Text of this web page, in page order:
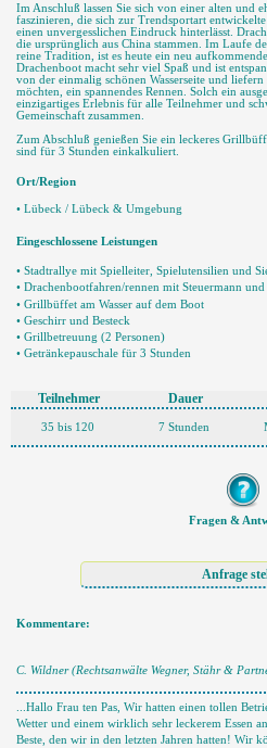
Im Anschluß lassen Sie sich von einer alten und
faszinieren, die sich zur Trendsportart
einen unvergesslichen Eindruck hinterlässt.
die ursprünglich aus China stammen. Im Laufe
reine Tradition, ist es heute ein neu
Drachenboot macht sehr viel Spaß und ist
von der einmalig schönen Wasserseite und
möchten, ein spannendes Rennen. Solch ein
einzigartiges Erlebnis für alle Teilnehmer und
Gemeinschaft zusammen.
Zum Abschluß genießen Sie ein leckeres
sind für 3 Stunden einkalkuliert.
Ort/Region
• Lübeck / Lübeck & Umgebung
Eingeschlossene Leistungen
• Stadtrallye mit Spielleiter, Spielutensilien und
• Drachenbootfahren/rennen mit Steuermann und
• Grillbüffet am Wasser auf dem Boot
• Geschirr und Besteck
• Grillbetreuung (2 Personen)
• Getränkepauschale für 3 Stunden
Teilnehmer Dauer
35 bis 120 7 Stunden
Fragen &
Kommentare:
C. Wildner (Rechtsanwälte Wegner, Stähr &
...Hallo Frau ten Pas, Wir hatten einen tollen
Wetter und einem wirklich sehr leckerem Essen
Beste, den wir in den letzten Jahren hatten! Wir